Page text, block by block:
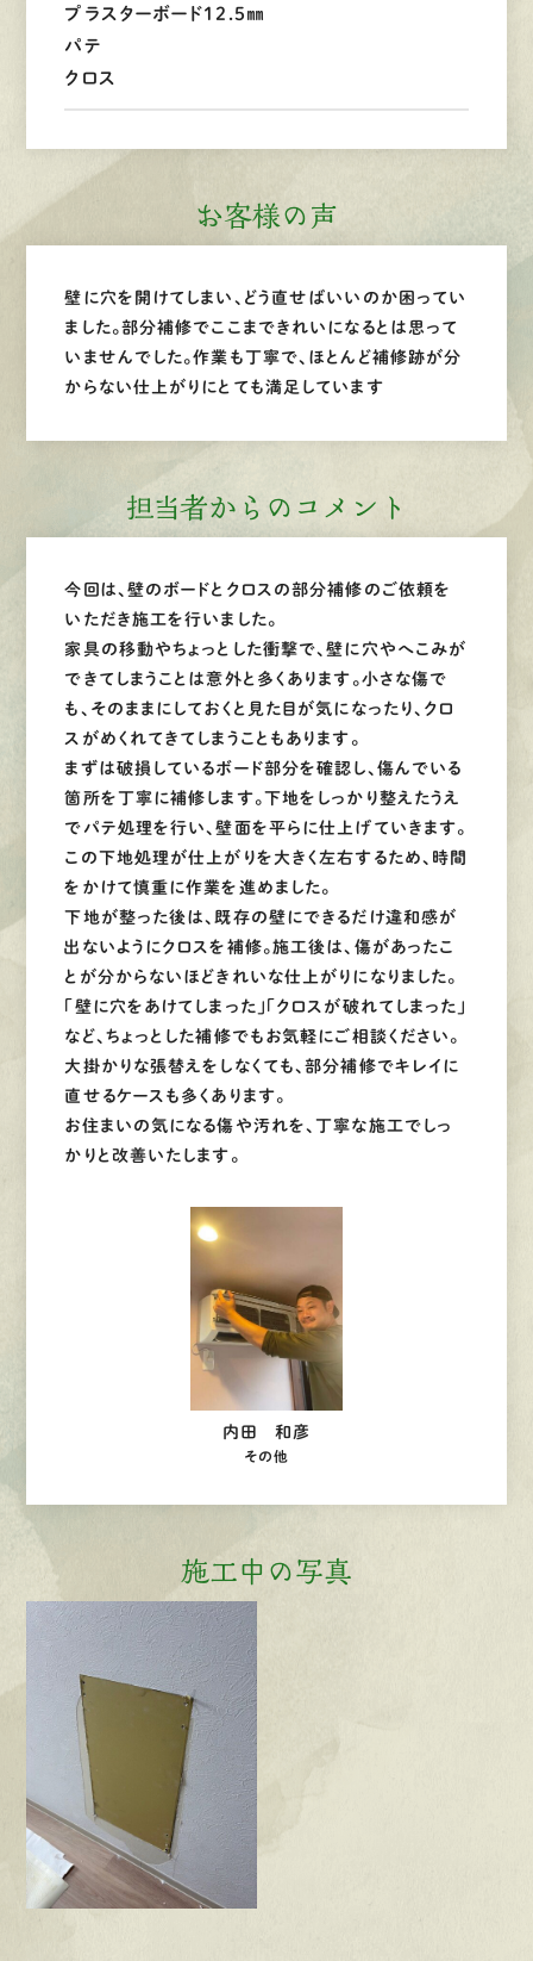
プラスターボード12.5㎜
パテ
クロス
お客様の声
壁に穴を開けてしまい、どう直せばいいのか困ってい
ました。部分補修でここまできれいになるとは思って
いませんでした。作業も丁寧で、ほとんど補修跡が分
からない仕上がりにとても満足しています
担当者からのコメント
今回は、壁のボードとクロスの部分補修のご依頼を
いただき施工を行いました。
家具の移動やちょっとした衝撃で、壁に穴やへこみが
できてしまうことは意外と多くあります。小さな傷で
も、そのままにしておくと見た目が気になったり、クロ
スがめくれてきてしまうこともあります。
まずは破損しているボード部分を確認し、傷んでいる
箇所を丁寧に補修します。下地をしっかり整えたうえ
でパテ処理を行い、壁面を平らに仕上げていきます。
この下地処理が仕上がりを大きく左右するため、時間
をかけて慎重に作業を進めました。
下地が整った後は、既存の壁にできるだけ違和感が
出ないようにクロスを補修。施工後は、傷があったこ
とが分からないほどきれいな仕上がりになりました。
「壁に穴をあけてしまった」「クロスが破れてしまった」
など、ちょっとした補修でもお気軽にご相談ください。
大掛かりな張替えをしなくても、部分補修でキレイに
直せるケースも多くあります。
お住まいの気になる傷や汚れを、丁寧な施工でしっ
かりと改善いたします。
内田 和彦
その他
施工中の写真